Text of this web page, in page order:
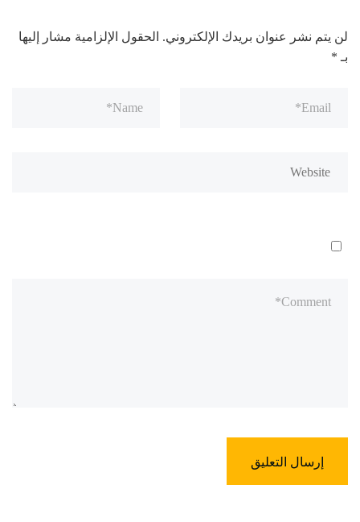
لن يتم نشر عنوان بريدك الإلكتروني. الحقول الإلزامية مشار إليها
بـ *